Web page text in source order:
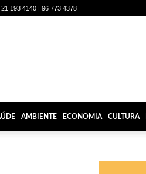
21 193 4140 | 96 773 4378
AMBIENTE ECONOMIA CULTURA